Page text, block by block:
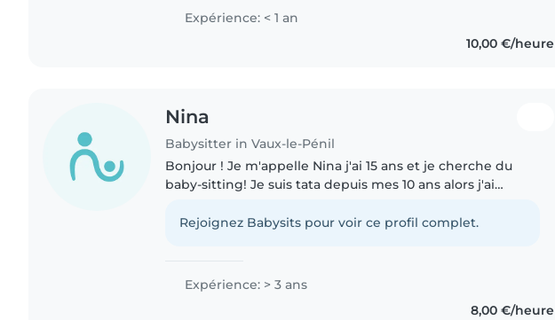
Expérience: < 1 an
10,00 €/heure
Nina
Babysitter in Vaux-le-Pénil
Bonjour ! Je m'appelle Nina j'ai 15 ans et je cherche du
baby-sitting! Je suis tata depuis mes 10 ans alors j'ai
pouvoir m'..
Rejoignez Babysits pour voir ce profil complet.
Expérience: > 3 ans
8,00 €/heure